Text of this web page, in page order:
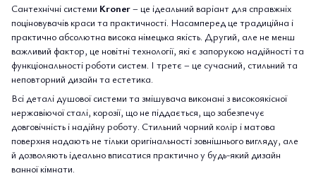
Сантехнічні системи Kroner– це ідеальний варіант для справжніх
поціновувачів краси та практичності. Насамперед це традиційна і
практично абсолютна висока німецька якість. Другий, але не менш
важливий фактор, це новітні технології, які є запорукою надійності та
функціональності роботи систем. І третє – це сучасний, стильний та
неповторний дизайн та естетика.
Всі деталі душової системи та змішувача виконані з високоякісної
нержавіючої сталі, корозії, що не піддається, що забезпечує
довговічність і надійну роботу. Стильний чорний колір і матова
поверхня надають не тільки оригінальності зовнішнього вигляду, але
й дозволяють ідеально вписатися практично у будь-який дизайн
ванної кімнати.